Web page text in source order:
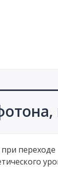
переходе